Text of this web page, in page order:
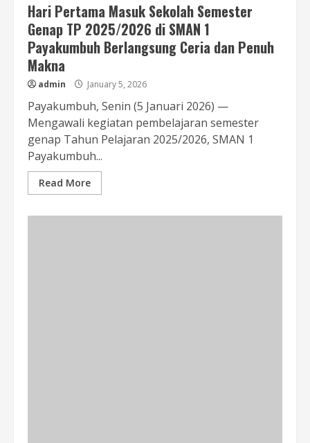
Hari Pertama Masuk Sekolah Semester
Genap TP 2025/2026 di SMAN 1
Payakumbuh Berlangsung Ceria dan Penuh
Makna
admin January 5, 2026
Payakumbuh, Senin (5 Januari 2026) —
Mengawali kegiatan pembelajaran semester
genap Tahun Pelajaran 2025/2026, SMAN 1
Payakumbuh...
Read More